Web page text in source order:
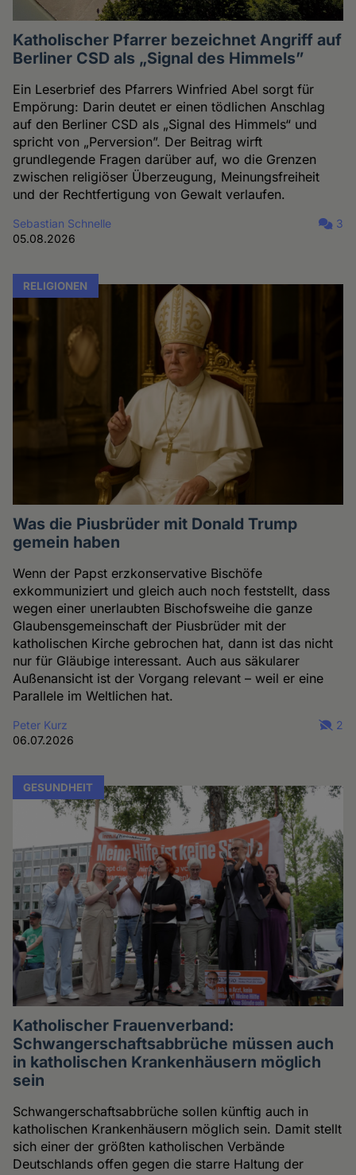
Katholischer Pfarrer bezeichnet Angriff auf
Berliner CSD als „Signal des Himmels”
Ein Leserbrief des Pfarrers Winfried Abel sorgt für
Empörung: Darin deutet er einen tödlichen Anschlag
auf den Berliner CSD als „Signal des Himmels“ und
spricht von „Perversion”. Der Beitrag wirft
grundlegende Fragen darüber auf, wo die Grenzen
zwischen religiöser Überzeugung, Meinungsfreiheit
und der Rechtfertigung von Gewalt verlaufen.
Sebastian Schnelle
05.08.2026
3
RELIGIONEN
Was die Piusbrüder mit Donald Trump
gemein haben
Wenn der Papst erzkonservative Bischöfe
exkommuniziert und gleich auch noch feststellt, dass
wegen einer unerlaubten Bischofsweihe die ganze
Glaubensgemeinschaft der Piusbrüder mit der
katholischen Kirche gebrochen hat, dann ist das nicht
nur für Gläubige interessant. Auch aus säkularer
Außenansicht ist der Vorgang relevant – weil er eine
Parallele im Weltlichen hat.
Peter Kurz
06.07.2026
2
GESUNDHEIT
Katholischer Frauenverband:
Schwangerschaftsabbrüche müssen auch
in katholischen Krankenhäusern möglich
sein
Schwangerschaftsabbrüche sollen künftig auch in
katholischen Krankenhäusern möglich sein. Damit stellt
sich einer der größten katholischen Verbände
Deutschlands offen gegen die starre Haltung der